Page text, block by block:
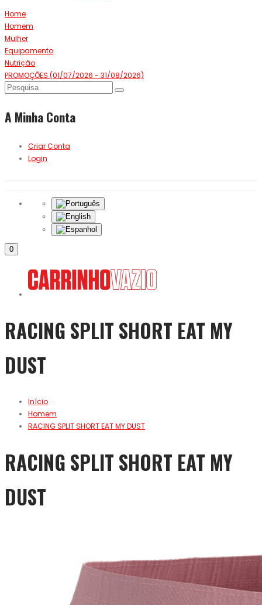
Home
Homem
Mulher
Equipamento
Nutrição
PROMOÇÕES (01/07/2026 - 31/08/2026)
A Minha Conta
Criar Conta
Login
0
RACING SPLIT SHORT EAT MY
DUST
Início
Homem
RACING SPLIT SHORT EAT MY DUST
RACING SPLIT SHORT EAT MY
DUST